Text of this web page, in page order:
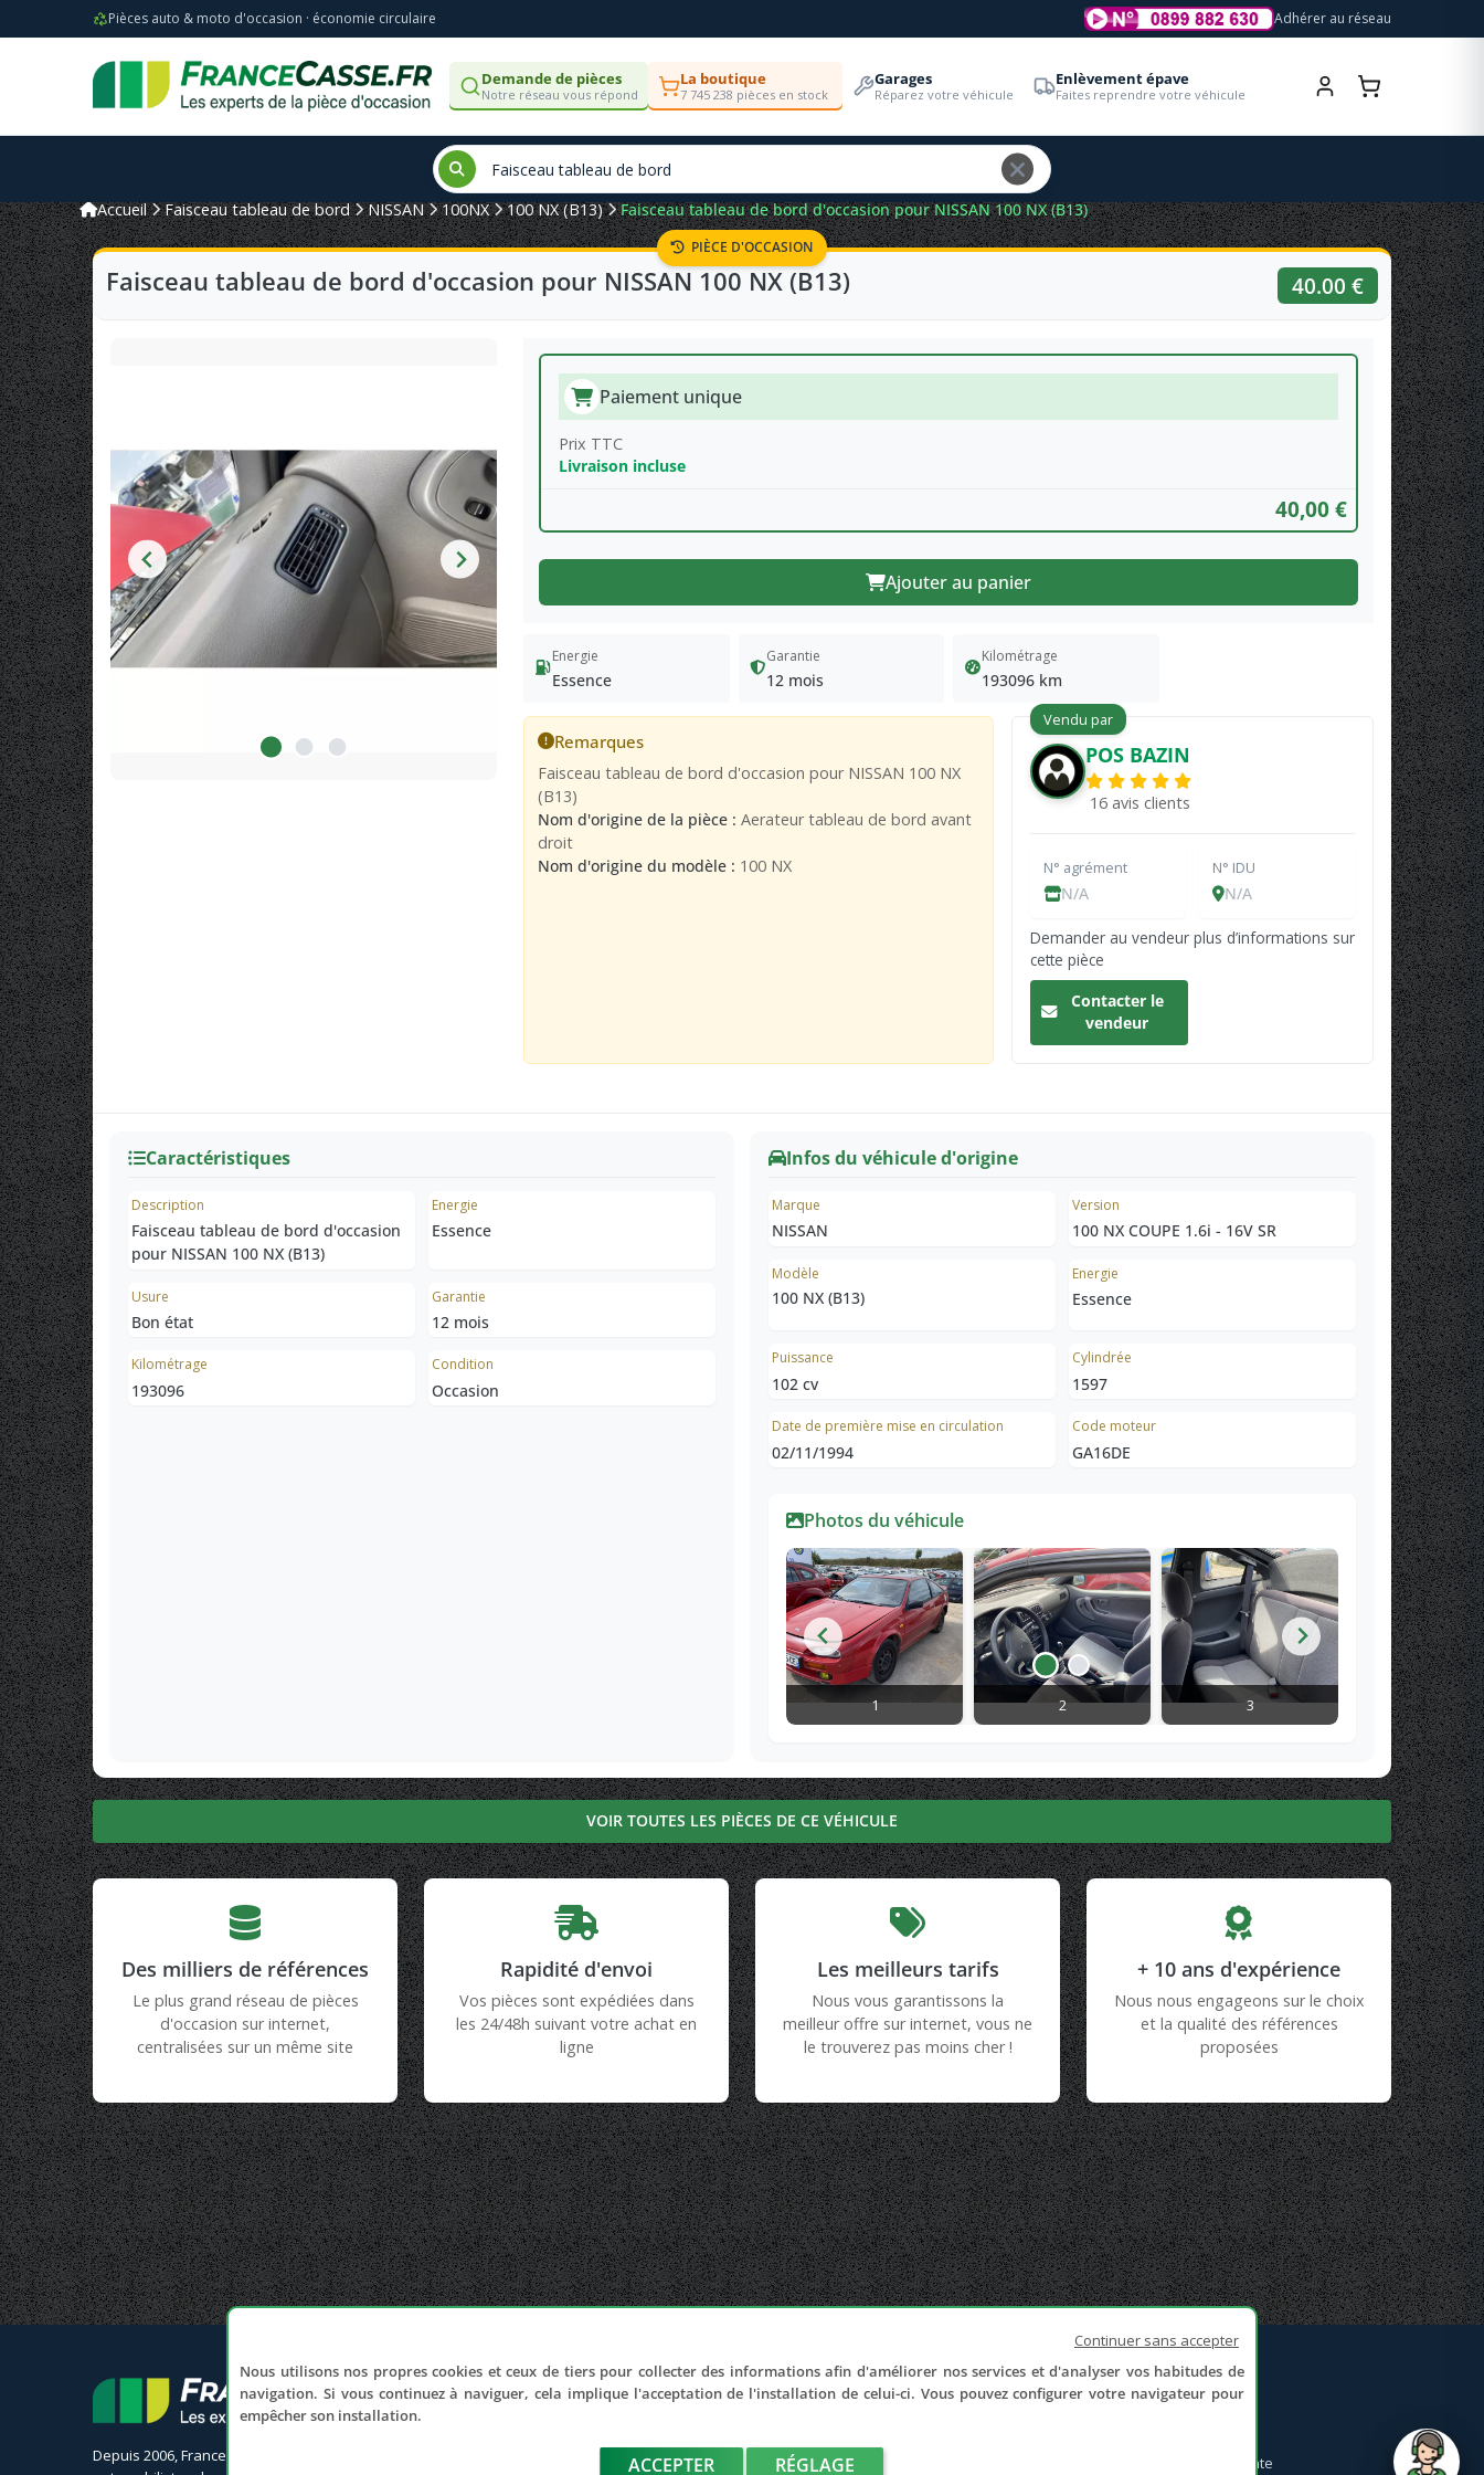
Pièces auto & moto d'occasion · économie circulaire Adhérer au réseau
Demande de pièces
Notre réseau vous répond
La boutique
7 745 238 pièces en stock
Garages
Réparez votre véhicule
Enlèvement épave
Faites reprendre votre véhicule
Accueil Faisceau tableau de bord NISSAN 100NX 100 NX (B13) Faisceau tableau de bord d'occasion pour NISSAN 100 NX (B13)
PIÈCE D'OCCASION
Faisceau tableau de bord d'occasion pour NISSAN 100 NX (B13) 40.00 €
Paiement unique
Prix TTC
Livraison incluse
40,00 €
Ajouter au panier
Energie
Essence
Garantie
12 mois
Kilométrage
193096 km
Remarques
Faisceau tableau de bord d'occasion pour NISSAN 100 NX
(B13)
Nom d'origine de la pièce : Aerateur tableau de bord avant
droit
Nom d'origine du modèle : 100 NX
Vendu par
POS BAZIN
16 avis clients
N° agrément
N/A
N° IDU
N/A
Demander au vendeur plus d’informations sur
cette pièce
Contacter le
vendeur
Caractéristiques
Description
Faisceau tableau de bord d'occasion
pour NISSAN 100 NX (B13)
Energie
Essence
Usure
Bon état
Garantie
12 mois
Kilométrage
193096
Condition
Occasion
Infos du véhicule d'origine
Marque
NISSAN
Version
100 NX COUPE 1.6i - 16V SR
Modèle
100 NX (B13)
Energie
Essence
Puissance
102 cv
Cylindrée
1597
Date de première mise en circulation
02/11/1994
Code moteur
GA16DE
Photos du véhicule
1 2 3 4
VOIR TOUTES LES PIÈCES DE CE VÉHICULE
Des milliers de références
Le plus grand réseau de pièces
d'occasion sur internet,
centralisées sur un même site
Rapidité d'envoi
Vos pièces sont expédiées dans
les 24/48h suivant votre achat en
ligne
Les meilleurs tarifs
Nous vous garantissons la
meilleur offre sur internet, vous ne
le trouverez pas moins cher !
+ 10 ans d'expérience
Nous nous engageons sur le choix
et la qualité des références
proposées
Depuis 2006, France Casse accompagne les
LIENS UTILES
Les sites de notre réseau
NOUS CONTACTER
Conditions générales de vente
Continuer sans accepter
Nous utilisons nos propres cookies et ceux de tiers pour collecter des informations afin d'améliorer nos services et d'analyser vos habitudes de
navigation. Si vous continuez à naviguer, cela implique l'acceptation de l'installation de celui-ci. Vous pouvez configurer votre navigateur pour
empêcher son installation.
ACCEPTER RÉGLAGE